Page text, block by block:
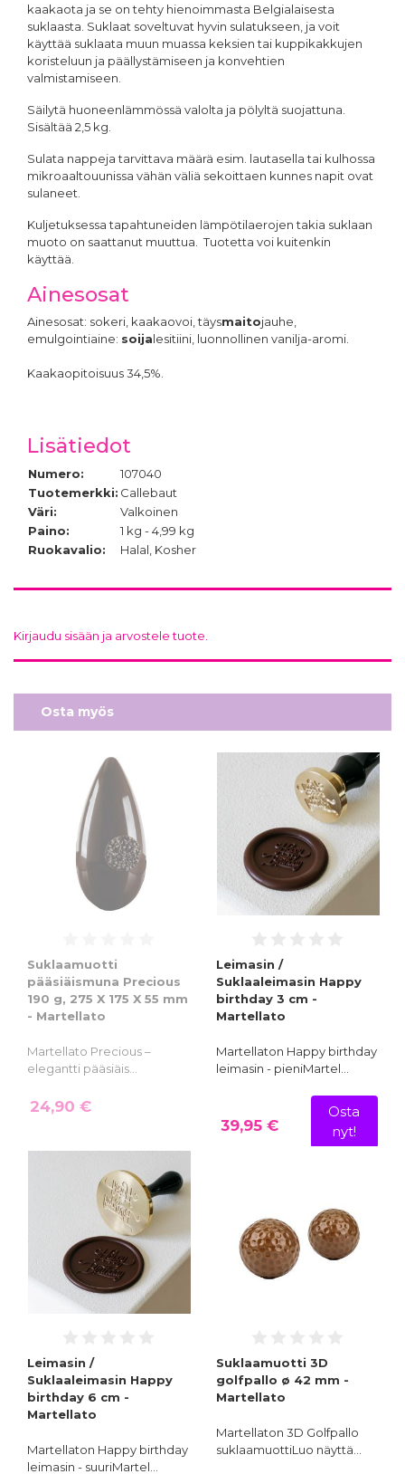
kaakaota ja se on tehty hienoimmasta Belgialaisesta
suklaasta. Suklaat soveltuvat hyvin sulatukseen, ja voit
käyttää suklaata muun muassa keksien tai kuppikakkujen
koristeluun ja päällystämiseen ja konvehtien
valmistamiseen.
Säilytä huoneenlämmössä valolta ja pölyltä suojattuna.
Sisältää 2,5 kg.
Sulata nappeja tarvittava määrä esim. lautasella tai kulhossa
mikroaaltouunissa vähän väliä sekoittaen kunnes napit ovat
sulaneet.
Kuljetuksessa tapahtuneiden lämpötilaerojen takia suklaan
muoto on saattanut muuttua. Tuotetta voi kuitenkin
käyttää.
Ainesosat
Ainesosat: sokeri, kaakaovoi, täysmaitojauhe,
emulgointiaine: soijalesitiini, luonnollinen vanilja-aromi.
Kaakaopitoisuus 34,5%.
Lisätiedot
Numero:
107040
Tuotemerkki: Callebaut
Väri:
Valkoinen
Paino:
1 kg - 4,99 kg
Ruokavalio:
Halal, Kosher
Kirjaudu sisään ja arvostele tuote.
Osta myös
Suklaamuotti
pääsiäismuna Precious
190 g, 275 X 175 X 55 mm
- Martellato
Martellato Precious –
elegantti pääsiäis…
24,90 €
Leimasin /
Suklaaleimasin Happy
birthday 3 cm -
Martellato
Martellaton Happy birthday
leimasin - pieniMartel…
39,95 €
Osta
nyt!
Leimasin /
Suklaaleimasin Happy
birthday 6 cm -
Martellato
Martellaton Happy birthday
leimasin - suuriMartel…
Suklaamuotti 3D
golfpallo ø 42 mm -
Martellato
Martellaton 3D Golfpallo
suklaamuottiLuo näyttä…